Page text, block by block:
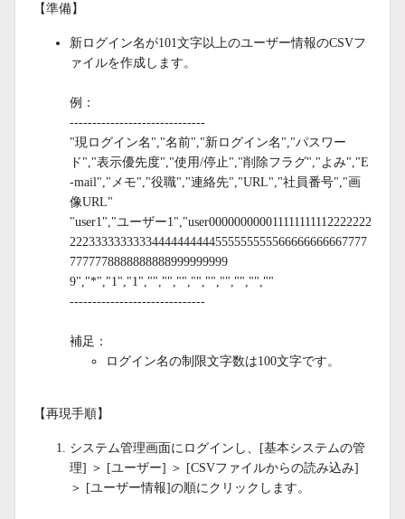
【準備】
新ログイン名が101文字以上のユーザー情報のCSVフ
ァイルを作成します。
例：
------------------------------
"現ログイン名","名前","新ログイン名","パスワー
ド","表示優先度","使用/停止","削除フラグ","よみ","E
-mail","メモ","役職","連絡先","URL","社員番号","画
像URL"
"user1","ユーザー1","user000000000011111111112222222
22233333333334444444444555555555566666666667777
7777778888888888999999999
9","*","1","1","","","","","","","","",""
------------------------------
補足：
ログイン名の制限文字数は100文字です。
【再現手順】
システム管理画面にログインし、[基本システムの管
理] ＞ [ユーザー] ＞ [CSVファイルからの読み込み]
＞ [ユーザー情報]の順にクリックします。